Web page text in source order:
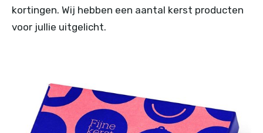
kortingen. Wij hebben een aantal kerst producten
voor jullie uitgelicht.